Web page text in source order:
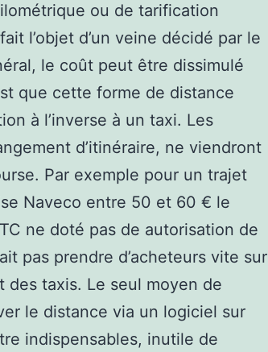
ou de tarification
l’objet d’un veine décidé par le
le coût peut être dissimulé
que cette forme de distance
à l’inverse à un taxi. Les
d’itinéraire, ne viendront
Par exemple pour un trajet
Naveco entre 50 et 60 € le
ne doté pas de autorisation de
pas prendre d’acheteurs vite sur
taxis. Le seul moyen de
le distance via un logiciel sur
indispensables, inutile de